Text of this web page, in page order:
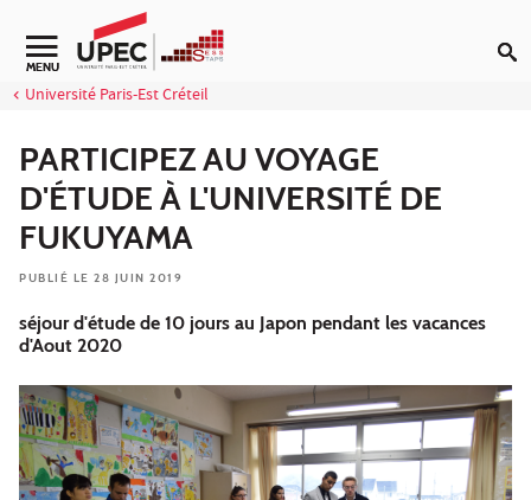
Aller au contenu
Navigation secondaire
MENU
Université Paris-Est Créteil
PARTICIPEZ AU VOYAGE
D'ÉTUDE À L'UNIVERSITÉ DE
FUKUYAMA
PUBLIÉ LE 28 JUIN 2019
séjour d'étude de 10 jours au Japon pendant les vacances
d'Aout 2020